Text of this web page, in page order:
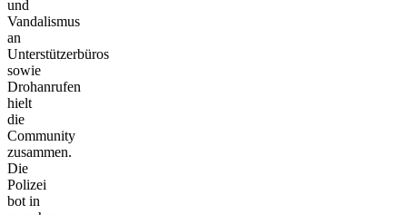
und
Vandalismus
an
Unterstützerbüros
sowie
Drohanrufen
hielt
die
Community
zusammen.
Die
Polizei
bot in